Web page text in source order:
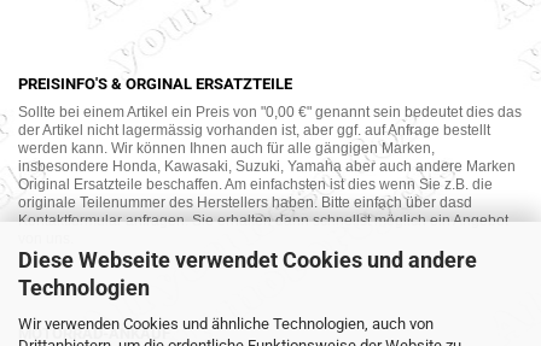
Diese Webseite verwendet Cookies und andere
Technologien
Wir verwenden Cookies und ähnliche Technologien, auch von
PREISINFO'S & ORGINAL ERSATZTEILE
Sollte bei einem Artikel ein Preis von "0,00 €" genannt sein bedeutet dies das
der Artikel nicht lagermässig vorhanden ist, aber ggf. auf Anfrage bestellt
werden kann. Wir können Ihnen auch für alle gängigen Marken,
insbesondere Honda, Kawasaki, Suzuki, Yamaha aber auch andere Marken
Original Ersatzteile beschaffen. Am einfachsten ist dies wenn Sie z.B. die
originale Teilenummer des Herstellers haben. Bitte einfach über dasd
Kontaktformular anfragen. Sie erhalten dann schnellst möglich ein Angebot
MOTORRAD-ANKAUF